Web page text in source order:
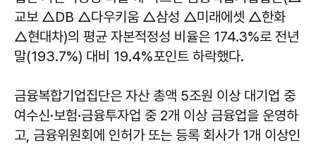
교보 △DB △다우키움 △삼성 △미래에셋 △한화
△현대차)의 평균 자본적정성 비율은 174.3%로 전년
말(193.7%) 대비 19.4%포인트 하락했다.
금융복합기업집단은 자산 총액 5조원 이상 대기업 중
여수신·보험·금융투자업 중 2개 이상 금융업을 운영하
고, 금융위원회에 인허가 또는 등록 회사가 1개 이상인